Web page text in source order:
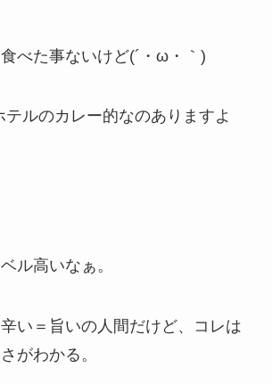
べた事ないけど(´・ω・｀)
テルのカレー的なのありますよ
ル高いなぁ。
い＝旨いの人間だけど、コレは
がわかる。